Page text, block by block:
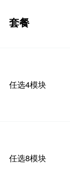
套餐
任选4模块
任选8模块